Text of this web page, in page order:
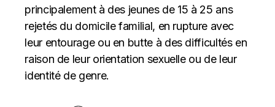
principalement à des jeunes de 15 à 25 ans
rejetés du domicile familial, en rupture avec
leur entourage ou en butte à des difficultés en
raison de leur orientation sexuelle ou de leur
identité de genre.